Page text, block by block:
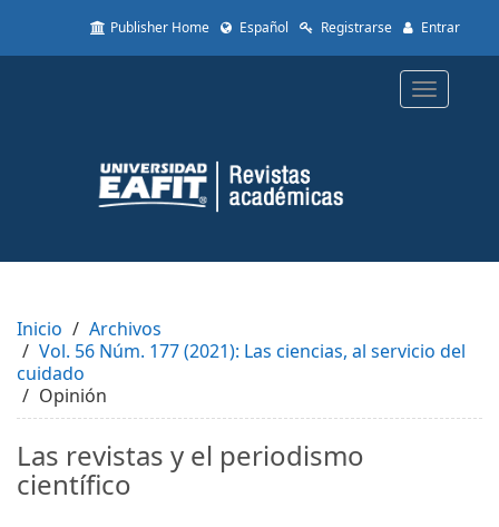
to
Content
Sidebar
Publisher Home Español Registrarse Entrar
Toggle
Inicio
Archivos
Vol. 56 Núm. 177 (2021): Las ciencias, al servicio del
cuidado
Opinión
Las revistas y el periodismo
científico